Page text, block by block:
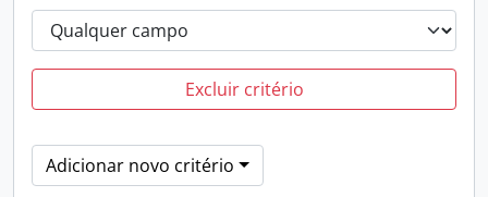
Excluir critério
Adicionar novo critério